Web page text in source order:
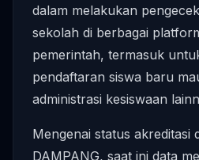
dalam melakukan
sekolah di berbagai
pemerintah, termasuk
pendaftaran siswa baru
administrasi kesiswaan
Mengenai status akreditasi
DAMPANG, saat ini data